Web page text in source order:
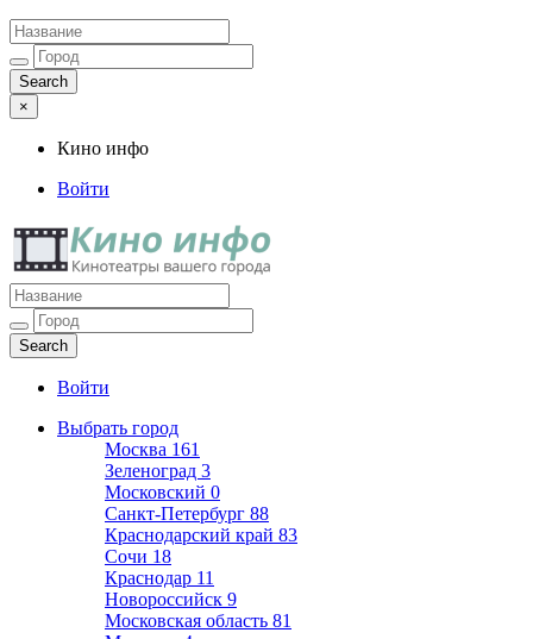
×
Кино инфо
Войти
Кино инфо
Кинотеатры вашего города
Войти
Выбрать город
Москва 161
Зеленоград 3
Московский 0
Санкт-Петербург 88
Краснодарский край 83
Сочи 18
Краснодар 11
Новороссийск 9
Московская область 81